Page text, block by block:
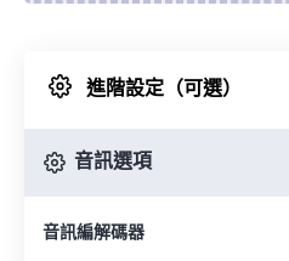
來自
進階設定（可選）
音訊選項
音訊編解碼器